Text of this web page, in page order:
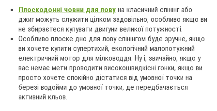
Плоскодонні човни для лову на класичний спінінг або
джиг можуть служити цілком задовільно, особливо якщо ви
не збираєтеся купувати двигуни великої потужності.
Особливо плоске дно для лову спінінгом буде зручне, якщо
ви хочете купити супертихий, екологічний малопотужний
електричний мотор для мілководдя. Ну і, звичайно, якщо у
вас немає мети проводити високошвидкісні гонки, якщо ви
просто хочете спокійно дістатися від умовної точки на
березі водойми до умовної точки, де передбачається
активний кльов.